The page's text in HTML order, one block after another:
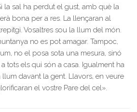
la sal ha perdut el gust, amb què la
bona per a res. La llençaran al
Vosaltres sou la llum del món.
no es pot amagar. Tampoc,
no el posa sota una mesura, sinó
tots els qui són a casa. Igualment ha
davant la gent. Llavors, en veure
el vostre Pare del cel».